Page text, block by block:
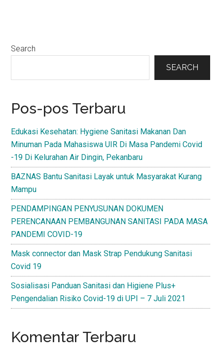
Primary
Search
SEARCH
Pos-pos Terbaru
Edukasi Kesehatan: Hygiene Sanitasi Makanan Dan
Minuman Pada Mahasiswa UIR Di Masa Pandemi Covid
-19 Di Kelurahan Air Dingin, Pekanbaru
BAZNAS Bantu Sanitasi Layak untuk Masyarakat Kurang
Mampu
PENDAMPINGAN PENYUSUNAN DOKUMEN
PERENCANAAN PEMBANGUNAN SANITASI PADA MASA
PANDEMI COVID-19
Mask connector dan Mask Strap Pendukung Sanitasi
Covid 19
Sosialisasi Panduan Sanitasi dan Higiene Plus+
Pengendalian Risiko Covid-19 di UPI – 7 Juli 2021
Komentar Terbaru